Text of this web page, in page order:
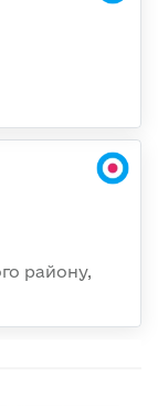
району,